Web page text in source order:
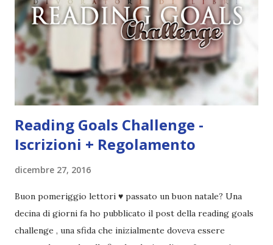
Reading Goals Challenge -
Iscrizioni + Regolamento
dicembre 27, 2016
Buon pomeriggio lettori ♥ passato un buon natale? Una
decina di giorni fa ho pubblicato il post della reading goals
challenge , una sfida che inizialmente doveva essere